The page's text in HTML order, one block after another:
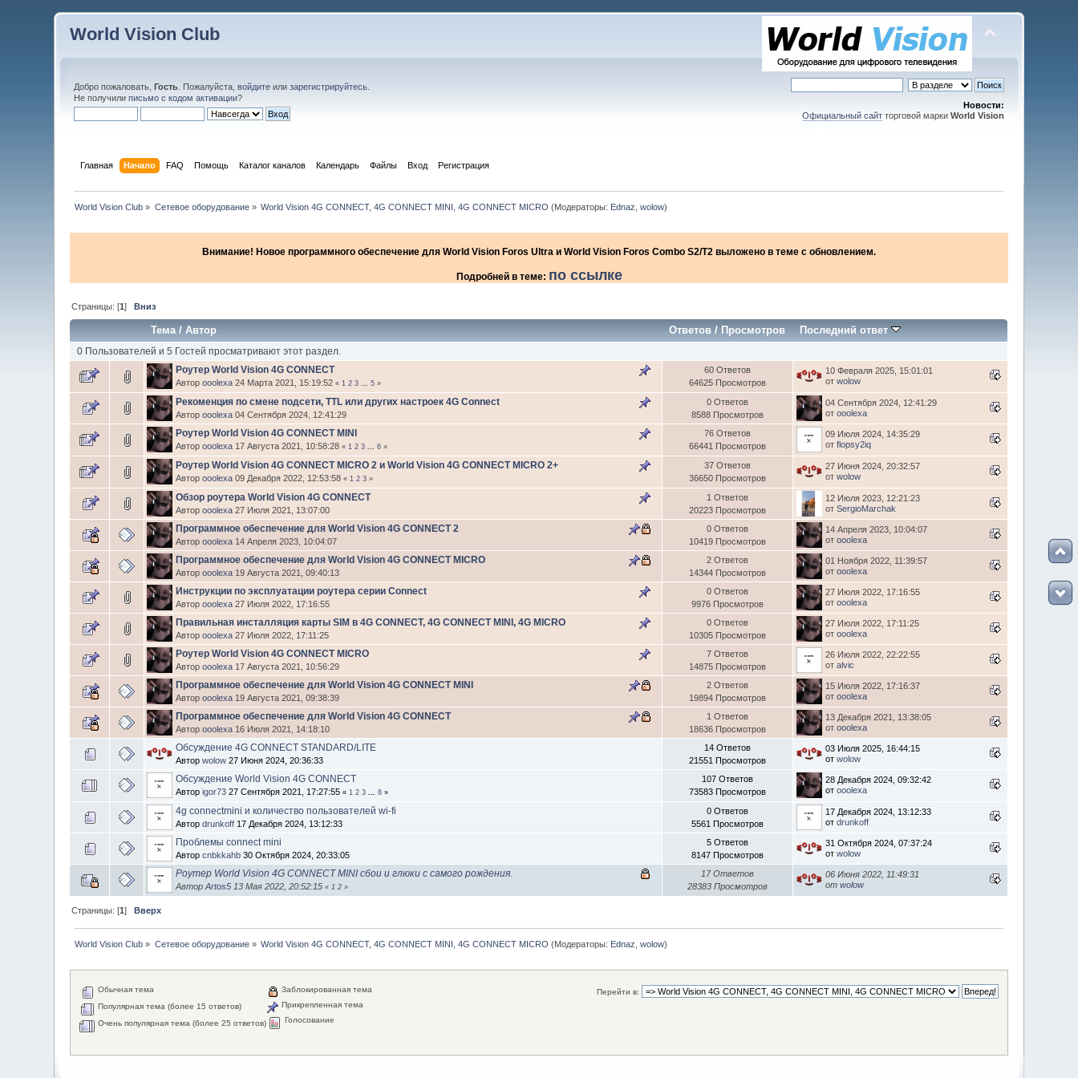
World Vision Club
Добро пожаловать,Гость . Пожалуйста,войдите илизарегистрируйтесь
Не получилиписьмо с кодом активации?
Новости:
Официальный сайтторговой марки World Vision
Главная Начало FAQ Помощь Каталог каналов Календарь Файлы Вход Регистрация
World Vision Club » Сетевое оборудование» World Vision 4G CONNECT, 4G CONNECT MINI, 4G CONNECT MICRO (Модераторы: Ednaz ,wolow)
Внимание! Новое программного обеспечение для World Vision Foros Ultra и World Vision Foros Combo S2/T2 выложено в теме с обновлением.
Подробней в теме: по ссылке
Страницы: [1]Вниз
Тема /Автор Ответов / Просмотров Последний ответ
0 Пользователей и 5 Гостей просматривают этот раздел.
Роутер World Vision 4G CONNECT
Авторooolexa 24 Марта 2021, 15:19:52« 1 2 3 ...5 »
60 Ответов
64625 Просмотров
10 Февраля 2025, 15:01:01
отwolow
Рекоменция по смене подсети, TTL или других настроек 4G Connect
Авторooolexa 04 Сентября 2024, 12:41:29
0 Ответов
8588 Просмотров
04 Сентября 2024, 12:41:29
отooolexa
Роутер World Vision 4G CONNECT MINI
Авторooolexa 17 Августа 2021, 10:58:28« 1 2 3 ...6 »
76 Ответов
66441 Просмотров
09 Июля 2024, 14:35:29
отflopsy2iq
Роутер World Vision 4G CONNECT MICRO 2 и World Vision 4G CONNECT MICRO 2+
Авторooolexa 09 Декабря 2022, 12:53:58« 1 2 3 »
37 Ответов
36650 Просмотров
27 Июня 2024, 20:32:57
отwolow
Обзор роутера World Vision 4G CONNECT
Авторooolexa 27 Июля 2021, 13:07:00
1 Ответов
20223 Просмотров
12 Июля 2023, 12:21:23
отSergioMarchak
Программное обеспечение для World Vision 4G CONNECT 2
Авторooolexa 14 Апреля 2023, 10:04:07
0 Ответов
10419 Просмотров
14 Апреля 2023, 10:04:07
отooolexa
Программное обеспечение для World Vision 4G CONNECT MICRO
Авторooolexa 19 Августа 2021, 09:40:13
2 Ответов
14344 Просмотров
01 Ноября 2022, 11:39:57
отooolexa
Инструкции по эксплуатации роутера серии Connect
Авторooolexa 27 Июля 2022, 17:16:55
0 Ответов
9976 Просмотров
27 Июля 2022, 17:16:55
отooolexa
Правильная инсталляция карты SIM в 4G CONNECT, 4G CONNECT MINI, 4G MICRO
Авторooolexa 27 Июля 2022, 17:11:25
0 Ответов
10305 Просмотров
27 Июля 2022, 17:11:25
отooolexa
Роутер World Vision 4G CONNECT MICRO
Авторooolexa 17 Августа 2021, 10:56:29
7 Ответов
14875 Просмотров
26 Июля 2022, 22:22:55
отalvic
Программное обеспечение для World Vision 4G CONNECT MINI
Авторooolexa 19 Августа 2021, 09:38:39
2 Ответов
19894 Просмотров
15 Июля 2022, 17:16:37
отooolexa
Программное обеспечение для World Vision 4G CONNECT
Авторooolexa 16 Июля 2021, 14:18:10
1 Ответов
18636 Просмотров
13 Декабря 2021, 13:38:05
отooolexa
Обсуждение 4G CONNECT STANDARD/LITE
Авторwolow 27 Июня 2024, 20:36:33
14 Ответов
21551 Просмотров
03 Июля 2025, 16:44:15
отwolow
Обсуждение World Vision 4G CONNECT
Авторigor73 27 Сентября 2021, 17:27:55« 1 2 3 ...8 »
107 Ответов
73583 Просмотров
28 Декабря 2024, 09:32:42
отooolexa
4g connectmini и количество пользователей wi-fi
Авторdrunkoff 17 Декабря 2024, 13:12:33
0 Ответов
5561 Просмотров
17 Декабря 2024, 13:12:33
отdrunkoff
Проблемы connect mini
Авторcnbkkahb 30 Октября 2024, 20:33:05
5 Ответов
8147 Просмотров
31 Октября 2024, 07:37:24
отwolow
Роутер World Vision 4G CONNECT MINI сбои и глюки с самого рождения.
АвторArtos5 13 Мая 2022, 20:52:15« 1 2 »
17 Ответов
28383 Просмотров
06 Июня 2022, 11:49:31
отwolow
Страницы: [1]Вверх
World Vision Club » Сетевое оборудование» World Vision 4G CONNECT, 4G CONNECT MINI, 4G CONNECT MICRO (Модераторы: Ednaz ,wolow)
Перейти в:
Обычная тема
Популярная тема (более 15 ответов)
Очень популярная тема (более 25 ответов)
Заблокированная тема
Прикрепленная тема
Голосование